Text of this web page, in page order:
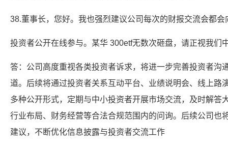
38.董事长，您好。我也强烈建议公司每次的财报交流会都会
投资者公开在线参与。某华 300etf无数次砸盘，请正视我们
答：公司高度重视各类投资者诉求，将进一步完善投资者沟
道。后续将通过投资者关系互动平台、业绩说明会、线上路
多种公开形式，定期与中小投资者开展市场交流，及时解答
行业布局、财务经营等合法合规范围内的问询。后续公司也
建议，不断优化信息披露与投资者交流工作